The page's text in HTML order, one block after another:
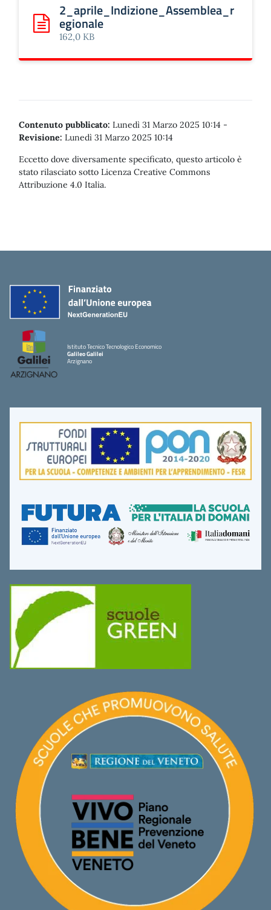
Scarica: 2_aprile_Indizione_Assemblea_regionale
2_aprile_Indizione_Assemblea_r
egionale
162,0 KB
Contenuto pubblicato: Lunedì 31 Marzo 2025 10:14 -
Revisione: Lunedì 31 Marzo 2025 10:14
Eccetto dove diversamente specificato, questo articolo è
stato rilasciato sotto Licenza Creative Commons
Attribuzione 4.0 Italia.
Istituto Tecnico Tecnologico Economico
Galileo Galilei
Arzignano